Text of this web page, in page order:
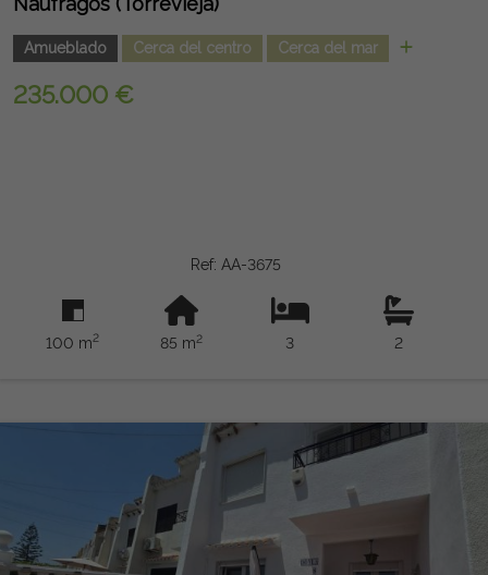
Amueblado Cerca del centro Cerca del mar
235.000 €
Ref: AA-3675
100 m2 85 m2 3 2